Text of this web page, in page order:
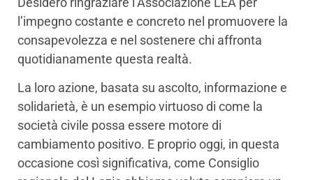
l’impegno costante e concreto nel promuovere la
consapevolezza e nel sostenere chi affronta
quotidianamente questa realtà.
La loro azione, basata su ascolto, informazione e
solidarietà, è un esempio virtuoso di come la
società civile possa essere motore di
cambiamento positivo. E proprio oggi, in questa
occasione così significativa, come Consiglio